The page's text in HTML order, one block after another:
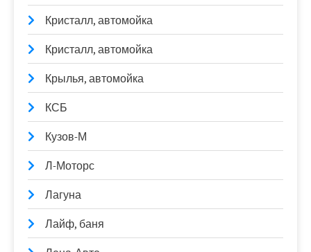
Кристалл, автомойка
Кристалл, автомойка
Крылья, автомойка
КСБ
Кузов-М
Л-Моторс
Лагуна
Лайф, баня